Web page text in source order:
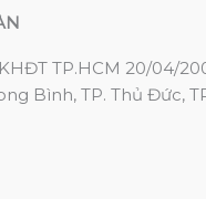
TP.HCM 20/04/
Bình, TP. Thủ Đức,